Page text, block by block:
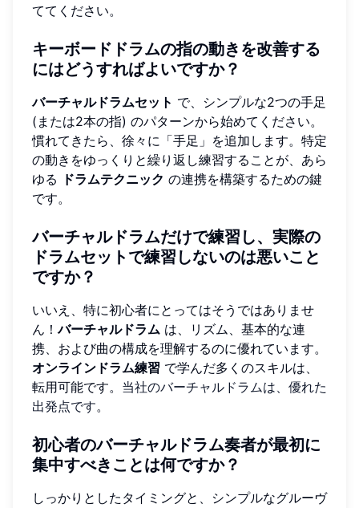
ててください。
キーボードドラムの指の動きを改善する
にはどうすればよいですか？
バーチャルドラムセット で、シンプルな2つの手足
(または2本の指) のパターンから始めてください。
慣れてきたら、徐々に「手足」を追加します。特定
の動きをゆっくりと繰り返し練習することが、あら
ゆる ドラムテクニック の連携を構築するための鍵
です。
バーチャルドラムだけで練習し、実際の
ドラムセットで練習しないのは悪いこと
ですか？
いいえ、特に初心者にとってはそうではありませ
ん！バーチャルドラム は、リズム、基本的な連
携、および曲の構成を理解するのに優れています。
オンラインドラム練習 で学んだ多くのスキルは、
転用可能です。 当社のバーチャルドラムは、優れた
出発点です。
初心者のバーチャルドラム奏者が最初に
集中すべきことは何ですか？
しっかりとしたタイミングと、シンプルなグルーヴ